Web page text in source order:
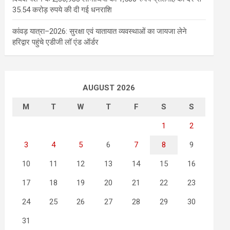
35.54 करोड़ रुपये की दी गई धनराशि
कांवड़ यात्रा–2026: सुरक्षा एवं यातायात व्यवस्थाओं का जायजा लेने
हरिद्वार पहुंचे एडीजी लॉ एंड ऑर्डर
AUGUST 2026
M T W T F S S
1 2
3 4 5 6 7 8 9
10 11 12 13 14 15 16
17 18 19 20 21 22 23
24 25 26 27 28 29 30
31